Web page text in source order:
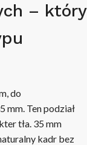
– który
do
mm. Ten podział
tła. 35 mm
kadr bez